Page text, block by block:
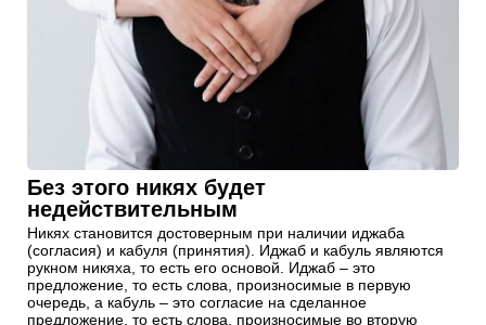
Без этого никях будет
недействительным
Никях становится достоверным при наличии иджаба
(согласия) и кабуля (принятия). Иджаб и кабуль являются
рукном никяха, то есть его основой. Иджаб – это
предложение, то есть слова, произносимые в первую
очередь, а кабуль – это согласие на сделанное
предложение, то есть слова, произносимые во вторую